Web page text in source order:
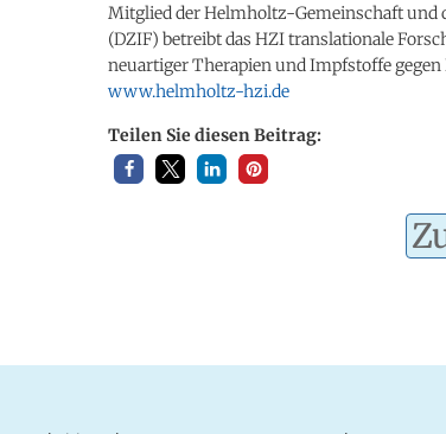
Mitglied der Helmholtz-Gemeinschaft
(DZIF) betreibt das HZI translationale
neuartiger Therapien und Impfstoffe
www.helmholtz-hzi.de
Teilen Sie diesen Beitrag: